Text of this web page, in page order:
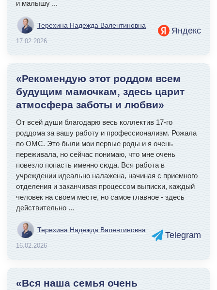
и малышу ...
Терехина Надежда Валентиновна
17.02.2026
Яндекс
«Рекомендую этот роддом всем
будущим мамочкам, здесь царит
атмосфера заботы и любви»
От всей души благодарю весь коллектив 17-го
роддома за вашу работу и профессионализм. Рожала
по ОМС. Это были мои первые роды и я очень
переживала, но сейчас понимаю, что мне очень
повезло попасть именно сюда. Вся работа в
учреждении идеально налажена, начиная с приемного
отделения и заканчивая процессом выписки, каждый
человек на своем месте, но самое главное - здесь
действительно ...
Терехина Надежда Валентиновна
16.02.2026
Telegram
«Вся наша семья очень